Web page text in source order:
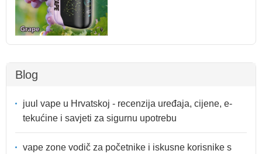
Blog
juul vape u Hrvatskoj - recenzija uređaja, cijene, e-
tekućine i savjeti za sigurnu upotrebu
vape zone vodič za početnike i iskusne korisnike s